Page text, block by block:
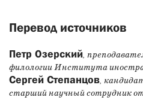
Перевод источников
Петр Озерский,
филологии Института
Сергей Степанцов,
старший научный сотрудник